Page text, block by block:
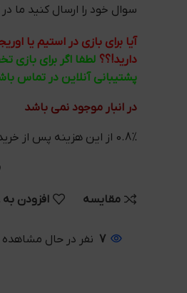
سوال خود را ارسال کنید ما در کمتر از 1 ساعت
آیا برای بازی در استیم یا
دارید!؟؟ لطفا اگر برای بازی
پشتیبانی آنلاین در تماس
در انبار موجود نمی باشد
0.8% از این هزینه پس از خرید به کیف پول شما واریز می شود
مقایسه افزودن
7 نفر در حال